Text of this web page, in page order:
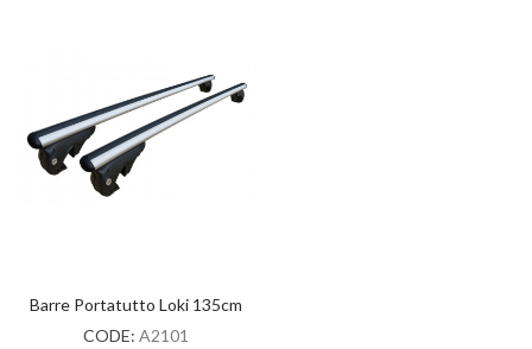
Barre Portatutto Loki 135cm
CODE: A2101